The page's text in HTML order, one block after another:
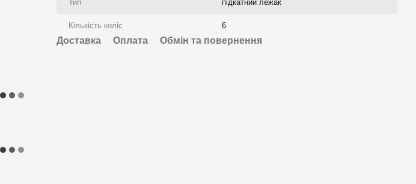
Тип підкатний лежак
Кількість коліс 6
Доставка Оплата Обмін та повернення